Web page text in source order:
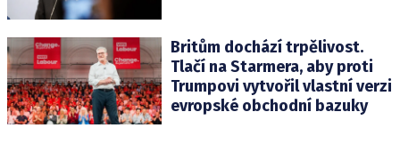
Britům dochází trpělivost.
Tlačí na Starmera, aby proti
Trumpovi vytvořil vlastní verzi
evropské obchodní bazuky